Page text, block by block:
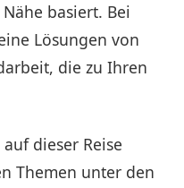
basiert. Bei
Lösungen von
die zu Ihren
dieser Reise
Themen unter den